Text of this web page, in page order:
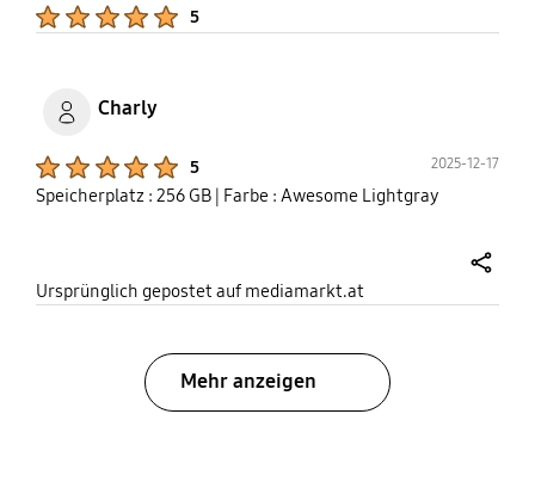
5
Charly
5 2025-12-17
Speicherplatz : 256 GB | Farbe : Awesome Lightgray
Ursprünglich gepostet auf mediamarkt.at
Mehr anzeigen